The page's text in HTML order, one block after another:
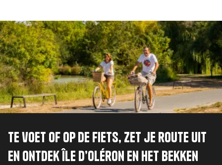
Afbeelding
Te voet of op de fiets, zet je route uit
en ontdek Île d’Oléron en het bekken